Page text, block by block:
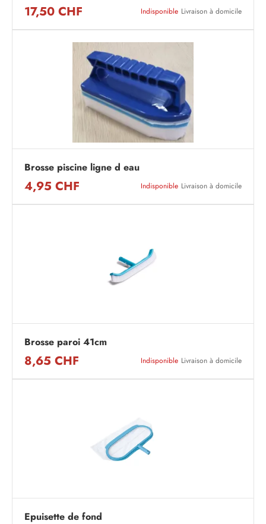
17,50 CHF Indisponible Livraison à domicile
Brosse piscine ligne d eau
4,95 CHF Indisponible Livraison à domicile
Brosse paroi 41cm
8,65 CHF Indisponible Livraison à domicile
Epuisette de fond